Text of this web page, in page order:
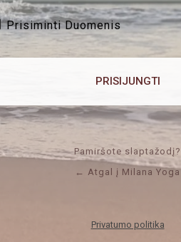
Prisiminti Duomenis
Pamiršote slaptažodį?
← Atgal į Milana Yoga
Privatumo politika